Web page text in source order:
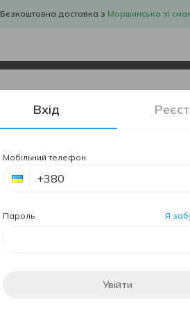
Безкоштовна доставка з Моршинська зі
Вхід
Мобільний телефон
Пароль Я
Увійти